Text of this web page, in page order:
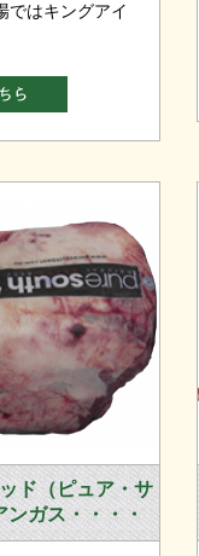
ではキングアイ
ド（ピュア・サ
ンガス・・・・